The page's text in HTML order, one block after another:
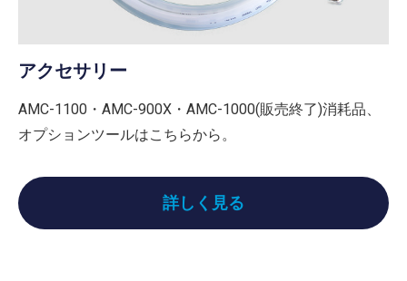
アクセサリー
AMC-1100・AMC-900X・AMC-1000(販売終了)消耗品、
オプションツールはこちらから。
詳しく見る